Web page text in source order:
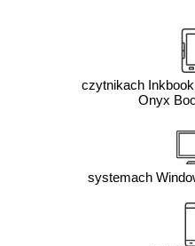
czytnikach
Onyx
systemach